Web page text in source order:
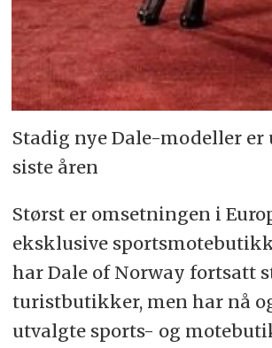
Stadig nye Dale-modeller
siste åren
Størst er omsetningen i
eksklusive
har Dale of Norway fortsatt
turistbutikker, men har nå
utvalgte sports- og